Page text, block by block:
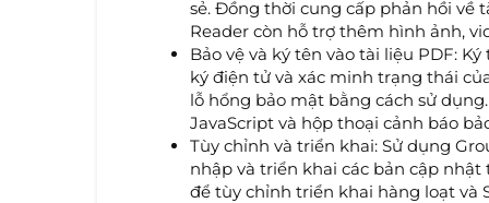
sẻ. Đồng thời cung cấp phản hồi về
Reader còn hỗ trợ thêm hình ảnh,
Bảo vệ và ký tên vào tài liệu PDF:
ký điện tử và xác minh trạng thái
lỗ hổng bảo mật bằng cách sử
JavaScript và hộp thoại cảnh báo
Tùy chỉnh và triển khai: Sử dụng
nhập và triển khai các bản cập
để tùy chỉnh triển khai hàng loạt và